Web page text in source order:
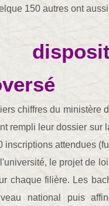
150 autres ont
chiffres du ministère
rempli leur dossier sur
inscriptions attendues
le projet de
chaque filière. Les
national puis